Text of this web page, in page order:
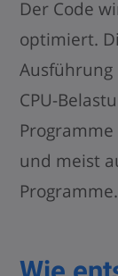
Der Code
optimiert.
Ausführung
CPU-
und meist
Programme.